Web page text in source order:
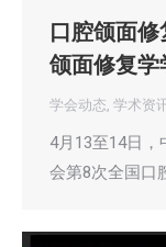
口腔颌面
颌面修复
学会动态 学术资
4月13至14日
会第8次全国口